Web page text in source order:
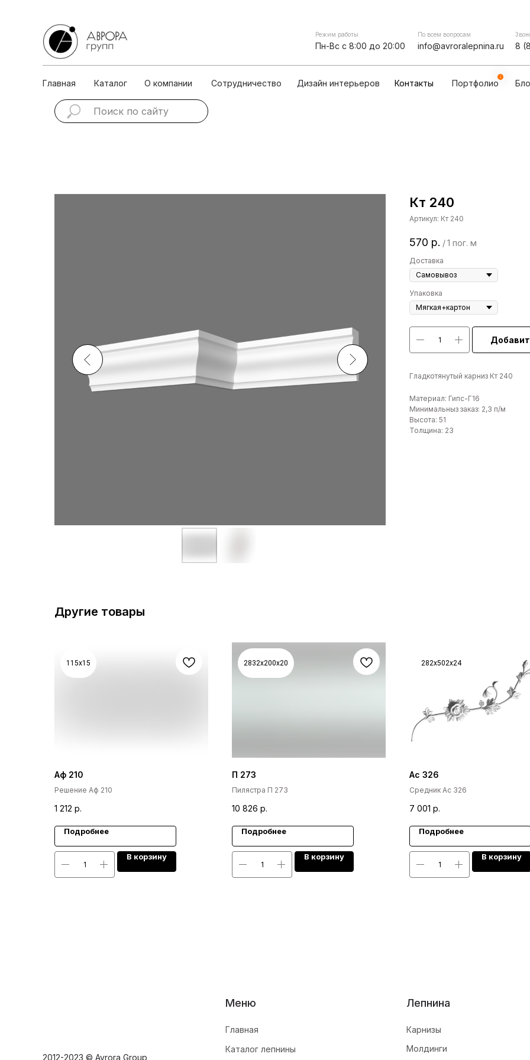
Режим работы
Пн-Вс с 8:00 до 20:00
По всем вопросам
info@avroralepnina.ru
Главная
8
Каталог О компании Сотрудничество Дизайн интерьеров Портфолио
Контакты
Кт 240
Артикул: Кт 240
570 р. /1 пог. м
Доставка
Упаковка
Гладкотянутый карниз Кт 240
Материал: Гипс-Г16
Минимальныз заказ: 2,3 п/м
Высота: 51
Толщина: 23
Другие товары
115x15
Аф 210
Решение Аф 210
1 212 р.
Подробнее
В корзину
2832x200x20
П 273
Пилястра П 273
10 826 р.
Подробнее
В корзину
282x502x24
Ас 326
Средник Ас 326
7 001 р.
Подробнее
В корзину
Меню
Главная
Каталог лепнины
Лепнина
Карнизы
Молдинги
2012-2023 © Avrora Group